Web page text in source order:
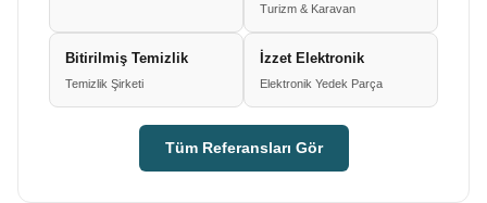
Turizm & Karavan
Bitirilmiş Temizlik
Temizlik Şirketi
İzzet Elektronik
Elektronik Yedek Parça
Tüm Referansları Gör